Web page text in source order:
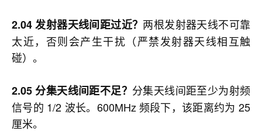
2.04 发射器天线间距过近？ 两根发射器天线不可靠
太近，否则会产生干扰（严禁发射器天线相互触
碰）。
2.05 分集天线间距不足？ 分集天线间距至少为射频
信号的 1/2 波长。600MHz 频段下，该距离约为 25
厘米。